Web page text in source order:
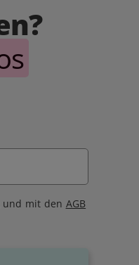
und mit den AGB